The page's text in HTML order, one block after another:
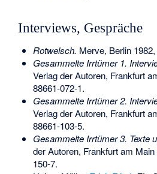
Interviews, Gespräche
Rotwelsch. Merve, Berlin 1982,
Gesammelte Irrtümer 1.
Verlag der Autoren, Frankfurt
88661-072-1.
Gesammelte Irrtümer 2.
Verlag der Autoren, Frankfurt
88661-103-5.
Gesammelte Irrtümer 3. Texte
der Autoren, Frankfurt am Main
150-7.